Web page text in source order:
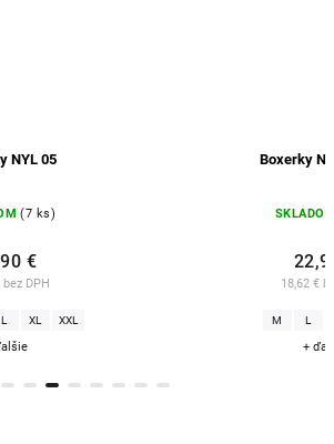
NYL 05
(7 ks)
bez DPH
€
L XL XXL
Boxerky
18,62 €
M L
+